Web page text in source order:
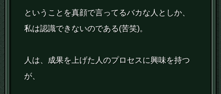
ということを真顔で言ってるバカな人としか、
私は認識できないのである(苦笑)。
人は、成果を上げた人のプロセスに興味を持つ
が、